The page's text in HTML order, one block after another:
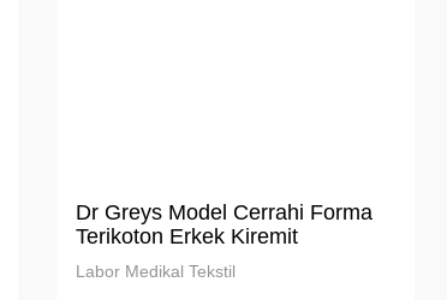
Dr Greys Model Cerrahi Forma
Terikoton Erkek Kiremit
Labor Medikal Tekstil